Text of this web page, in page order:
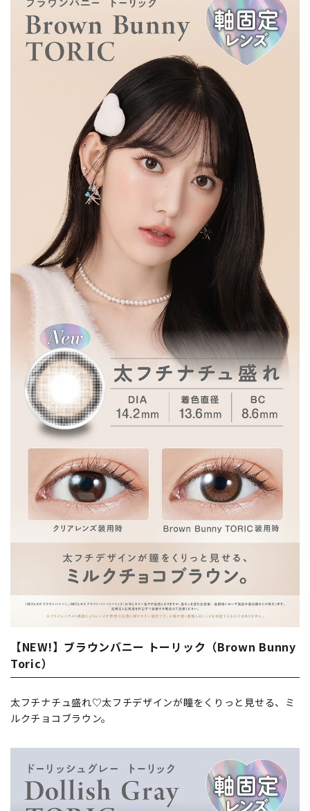
【NEW!】ブラウンバニー トーリック（Brown Bunny
Toric）
太フチナチュ盛れ♡太フチデザインが瞳をくりっと見せる、ミ
ルクチョコブラウン。